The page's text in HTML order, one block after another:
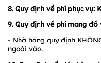
8. Quy định về phí phục vụ:
9. Quy định về phí mang đồ
- Nhà hàng quy định
ngoài vào.